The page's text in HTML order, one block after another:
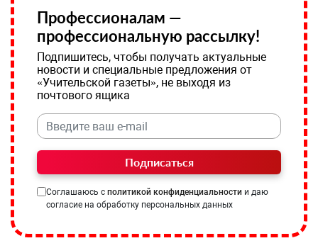
Профессионалам —
профессиональную рассылку!
Подпишитесь, чтобы получать актуальные
новости и специальные предложения от
«Учительской газеты», не выходя из
почтового ящика
Подписаться
Соглашаюсь с политикой конфиденциальности и даю
согласие на обработку персональных данных